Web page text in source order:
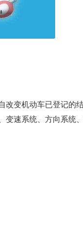
改变机动车已登记的
速系统、方向系统、